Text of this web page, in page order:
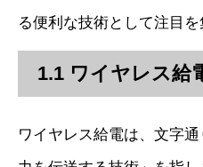
る便利な技術として注目を
1.1 ワイヤレス給
ワイヤレス給電は、文字